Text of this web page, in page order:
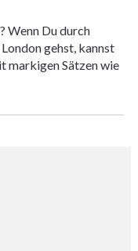
Wenn Du durch
gehst, kannst
markigen Sätzen wie